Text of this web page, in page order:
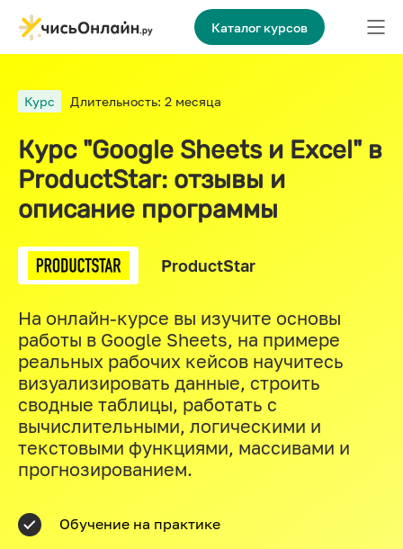
Каталог курсов
Курс Длительность: 2 месяца
Курс "Google Sheets и Excel" в
ProductStar: отзывы и
описание программы
ProductStar
На онлайн-курсе вы изучите основы
работы в Google Sheets, на примере
реальных рабочих кейсов научитесь
визуализировать данные, строить
сводные таблицы, работать с
вычислительными, логическими и
текстовыми функциями, массивами и
прогнозированием.
Обучение на практике